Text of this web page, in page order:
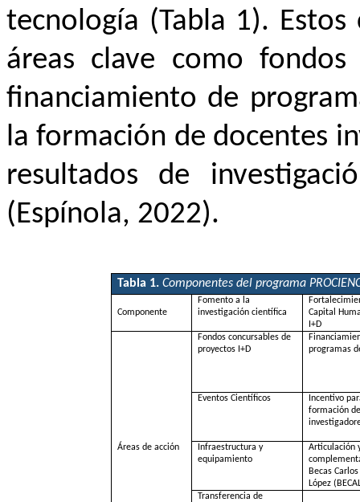
tecnología (Tabla 1).
áreas clave como fondos
financiamiento de
la formación de docentes
resultados de
(Espínola, 2022).
Tabla 1.Componentes del programa
Componente
Fomento a la
investigación científica
Capital
I+D
Áreas de acción
Fondos concursables de
proyectos I+D
programas
Eventos Científicos
Incentivo
formación
Infraestructura y
equipamiento
Articulación
Becas
López
Transferencia de